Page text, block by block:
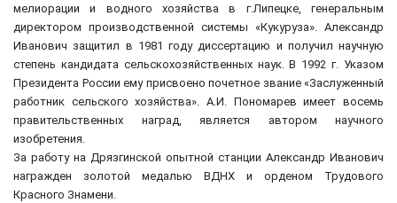
мелиорации и водного хозяйства в г.Липецке, генеральным
директором производственной системы «Кукуруза». Александр
Иванович защитил в 1981 году диссертацию и получил научную
степень кандидата сельскохозяйственных наук. В 1992 г. Указом
Президента России ему присвоено почетное звание «Заслуженный
работник сельского хозяйства». А.И. Пономарев имеет восемь
правительственных наград, является автором научного
изобретения.
За работу на Дрязгинской опытной станции Александр Иванович
награжден золотой медалью ВДНХ и орденом Трудового
Красного Знамени.